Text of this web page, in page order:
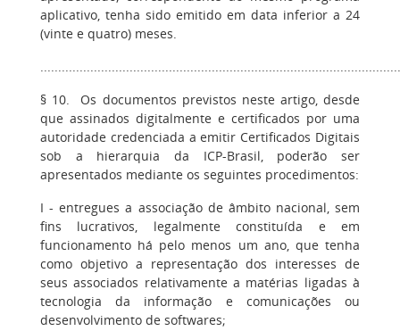
aplicativo, tenha sido emitido em data inferior a 24
(vinte e quatro) meses.
§ 10. Os documentos previstos neste artigo, desde
que assinados digitalmente e certificados por uma
autoridade credenciada a emitir Certificados Digitais
sob a hierarquia da ICP-Brasil, poderão ser
apresentados mediante os seguintes procedimentos:
I - entregues a associação de âmbito nacional, sem
fins lucrativos, legalmente constituída e em
funcionamento há pelo menos um ano, que tenha
como objetivo a representação dos interesses de
seus associados relativamente a matérias ligadas à
tecnologia da informação e comunicações ou
desenvolvimento de softwares;